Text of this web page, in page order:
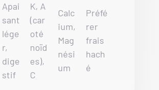
Apai
sant
lége
r,
dige
stif
K, A
(car
oté
noïd
es),
C
Calc
ium,
Mag
nési
um
Préfé
rer
frais
hach
é